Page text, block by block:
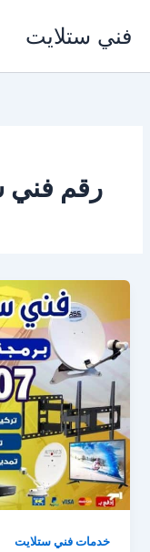
المحتوى
فني ستلايت
رقم فني
خدمات فني ستلايت